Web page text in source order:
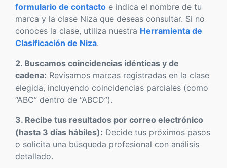
formulario de contacto e indica el nombre de tu
marca y la clase Niza que deseas consultar. Si no
conoces la clase, utiliza nuestra Herramienta de
Clasificación de Niza.
2. Buscamos coincidencias idénticas y de
cadena: Revisamos marcas registradas en la clase
elegida, incluyendo coincidencias parciales (como
“ABC” dentro de “ABCD”).
3. Recibe tus resultados por correo electrónico
(hasta 3 días hábiles): Decide tus próximos pasos
o solicita una búsqueda profesional con análisis
detallado.